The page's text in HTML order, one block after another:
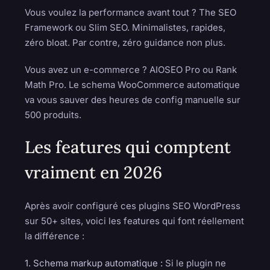
Vous voulez la performance avant tout ? The SEO
Framework ou Slim SEO. Minimalistes, rapides,
zéro bloat. Par contre, zéro guidance non plus.
Vous avez un e-commerce ? AIOSEO Pro ou Rank
Math Pro. Le schema WooCommerce automatique
va vous sauver des heures de config manuelle sur
500 produits.
Les features qui comptent
vraiment en 2026
Après avoir configuré ces plugins SEO WordPress
sur 50+ sites, voici les features qui font réellement
la différence :
1. Schema markup automatique : Si le plugin ne